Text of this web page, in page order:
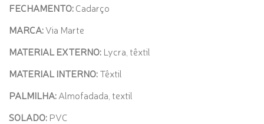
FECHAMENTO:Cadarço
MARCA:Via Marte
MATERIAL EXTERNO: Lycra, têxtil
MATERIAL INTERNO:Têxtil
PALMILHA:Almofadada, textil
SOLADO: PVC